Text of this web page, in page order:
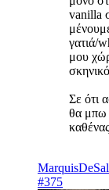
vanilla
γατιά/
μου
Σε ότι
θα μπω
#375